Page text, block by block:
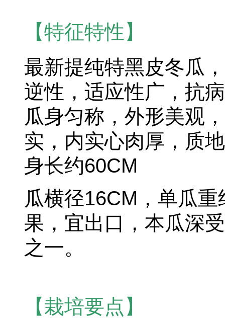
【特征特性】
最新提纯特黑皮冬瓜
逆性，适应性广，抗
瓜身匀称，外形美观
实，内实心肉厚，质
身长约60CM
瓜横径16CM，单瓜
果，宜出口，本瓜深
之一。
【栽培要点】